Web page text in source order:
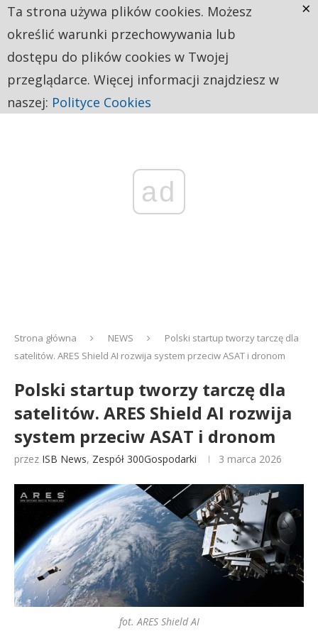
ad
Strona główna NEWS
Polski startup tworzy tarczę dla
satelitów. ARES Shield AI rozwija system przeciw ASAT i dronom
Polski startup tworzy tarczę dla
satelitów. ARES Shield AI rozwija
system przeciw ASAT i dronom
przez ISB News, Zespół 300Gospodarki 3 marca 2026
fot. ARES Shield AI
Ta strona używa plików cookies. Możesz
określić warunki przechowywania lub
dostępu do plików cookies w Twojej
przeglądarce. Więcej informacji znajdziesz w
naszej: Polityce Cookies
×